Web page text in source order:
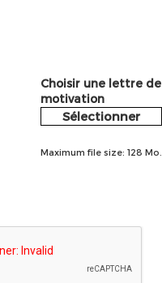
Choisir une lettre de
motivation
Sélectionner
Maximum file size: 128 Mo.